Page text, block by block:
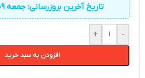
تاریخ آخرین بروزرسانی: جمعه 09 مرداد 1405
-
+
افزودن به سبد خرید